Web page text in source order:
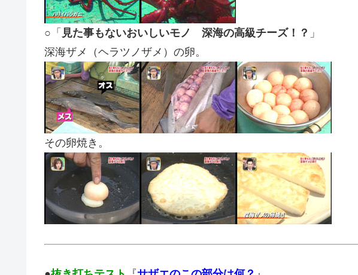
○「 見た事もないおいしいモノ 深海の高級チーズ！？ 」
深海ザメ（ヘラツノザメ）の卵。
その卵焼き。